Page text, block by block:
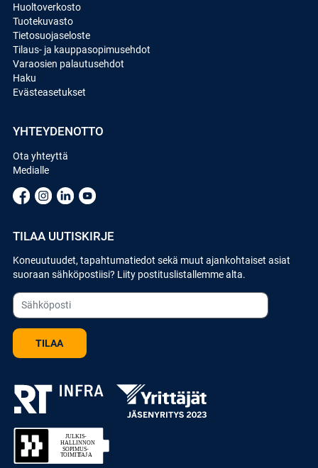
Huoltoverkosto
Tuotekuvasto
Tietosuojaseloste
Tilaus- ja kauppasopimusehdot
Varaosien palautusehdot
Haku
Evästeasetukset
YHTEYDENOTTO
Ota yhteyttä
Medialle
TILAA UUTISKIRJE
Koneuutuudet, tapahtumatiedot sekä muut ajankohtaiset asiat
suoraan sähköpostiisi? Liity postituslistallemme alta.